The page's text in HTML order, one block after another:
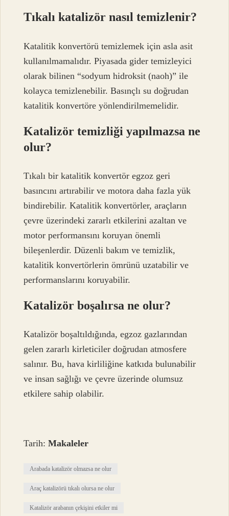
Tıkalı katalizör nasıl temizlenir?
Katalitik konvertörü temizlemek için asla asit
kullanılmamalıdır. Piyasada gider temizleyici
olarak bilinen “sodyum hidroksit (naoh)” ile
kolayca temizlenebilir. Basınçlı su doğrudan
katalitik konvertöre yönlendirilmemelidir.
Katalizör temizliği yapılmazsa ne
olur?
Tıkalı bir katalitik konvertör egzoz geri
basıncını artırabilir ve motora daha fazla yük
bindirebilir. Katalitik konvertörler, araçların
çevre üzerindeki zararlı etkilerini azaltan ve
motor performansını koruyan önemli
bileşenlerdir. Düzenli bakım ve temizlik,
katalitik konvertörlerin ömrünü uzatabilir ve
performanslarını koruyabilir.
Katalizör boşalırsa ne olur?
Katalizör boşaltıldığında, egzoz gazlarından
gelen zararlı kirleticiler doğrudan atmosfere
salınır. Bu, hava kirliliğine katkıda bulunabilir
ve insan sağlığı ve çevre üzerinde olumsuz
etkilere sahip olabilir.
Tarih:Makaleler
Arabada katalizör olmazsa ne olur
Araç katalizörü tıkalı olursa ne olur
Katalizör arabanın çekişini etkiler mi